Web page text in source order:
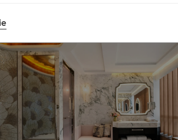
格里拉套房 - 客厅